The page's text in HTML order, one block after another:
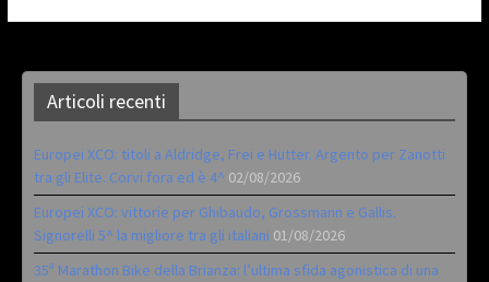
Articoli recenti
Europei XCO: titoli a Aldridge, Frei e Hutter. Argento per Zanotti
tra gli Elite. Corvi fora ed è 4^ 02/08/2026
Europei XCO: vittorie per Ghibaudo, Grossmann e Gallis.
Signorelli 5^ la migliore tra gli italiani 01/08/2026
35ª Marathon Bike della Brianza: l’ultima sfida agonistica di una